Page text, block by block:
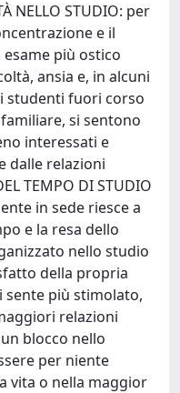
NELLO STUDIO: per
e il
più ostico
ansia e, in alcuni
studenti fuori corso
si sentono
interessati e
dalle relazioni
TEMPO DI STUDIO
in sede riesce a
e la resa dello
nello studio
della propria
sente più stimolato,
relazioni
blocco nello
per niente
vita o nella maggior